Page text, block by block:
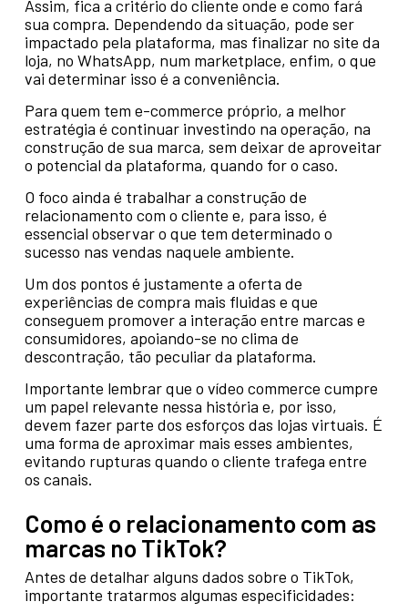
Assim, fica a critério do cliente onde e como fará
sua compra. Dependendo da situação, pode ser
impactado pela plataforma, mas finalizar no site da
loja, no WhatsApp, num marketplace, enfim, o que
vai determinar isso é a conveniência.
Para quem tem e-commerce próprio, a melhor
estratégia é continuar investindo na operação, na
construção de sua marca, sem deixar de aproveitar
o potencial da plataforma, quando for o caso.
O foco ainda é trabalhar a construção de
relacionamento com o cliente e, para isso, é
essencial observar o que tem determinado o
sucesso nas vendas naquele ambiente.
Um dos pontos é justamente a oferta de
experiências de compra mais fluidas e que
conseguem promover a interação entre marcas e
consumidores, apoiando-se no clima de
descontração, tão peculiar da plataforma.
Importante lembrar que o vídeo commerce cumpre
um papel relevante nessa história e, por isso,
devem fazer parte dos esforços das lojas virtuais. É
uma forma de aproximar mais esses ambientes,
evitando rupturas quando o cliente trafega entre
os canais.
Como é o relacionamento com as
marcas no TikTok?
Antes de detalhar alguns dados sobre o TikTok,
importante tratarmos algumas especificidades: